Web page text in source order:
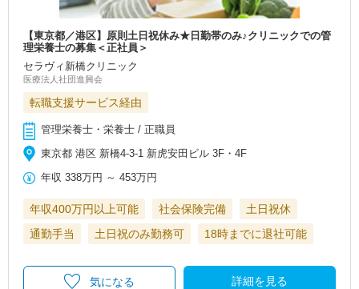
【東京都／港区】原則土日祝休み★日勤帯のみ♪クリニックでの管
理栄養士の募集＜正社員＞
セラヴィ新橋クリニック
医療法人社団進興会
転職支援サービス経由
管理栄養士・栄養士 / 正職員
東京都 港区 新橋4-3-1 新虎安田ビル 3F・4F
年収 338万円 ～453万円
年収400万円以上可能 社会保険完備
土日祝休
通勤手当
土日祝のみ勤務可 18時までに退社可能
詳細を見る
気になる